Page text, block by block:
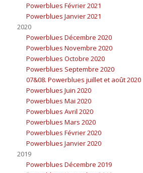
Powerblues Février 2021
Powerblues Janvier 2021
2020
Powerblues Décembre 2020
Powerblues Novembre 2020
Powerblues Octobre 2020
Powerblues Septembre 2020
07&08. Powerblues juillet et août 2020
Powerblues Juin 2020
Powerblues Mai 2020
Powerblues Avril 2020
Powerblues Mars 2020
Powerblues Février 2020
Powerblues Janvier 2020
2019
Powerblues Décembre 2019